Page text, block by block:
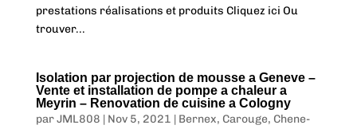
prestations réalisations et produits Cliquez ici Ou
trouver...
Isolation par projection de mousse a Geneve –
Vente et installation de pompe a chaleur a
Meyrin – Renovation de cuisine a Cologny
parJML808 | Nov 5, 2021 | Bernex, Carouge, Chene-